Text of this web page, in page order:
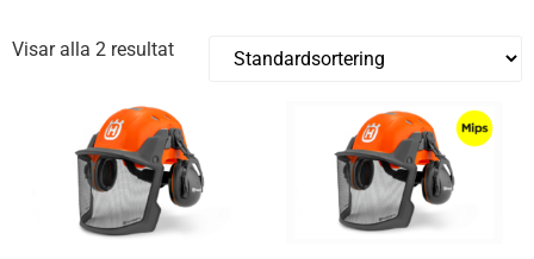
Visar alla 2 resultat